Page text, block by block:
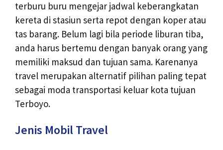
terburu buru mengejar jadwal keberangkatan
kereta di stasiun serta repot dengan koper atau
tas barang. Belum lagi bila periode liburan tiba,
anda harus bertemu dengan banyak orang yang
memiliki maksud dan tujuan sama. Karenanya
travel merupakan alternatif pilihan paling tepat
sebagai moda transportasi keluar kota tujuan
Terboyo.
Jenis Mobil Travel